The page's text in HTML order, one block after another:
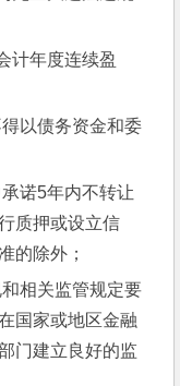
质押或设立信
的除外；
国家或地区金融
门建立良好的监